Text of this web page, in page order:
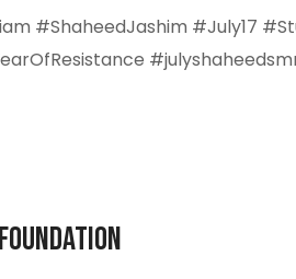
#ShaheedJashim #July17